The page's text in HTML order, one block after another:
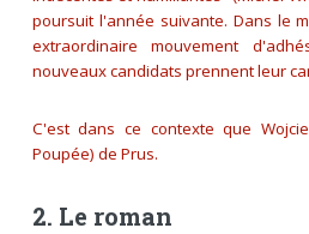
poursuit l'année suivante. Dans le
extraordinaire mouvement
nouveaux candidats prennent leur
C'est dans ce contexte que
Poupée) de Prus.
2. Le roman